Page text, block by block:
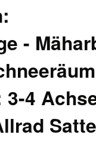
-
3-4